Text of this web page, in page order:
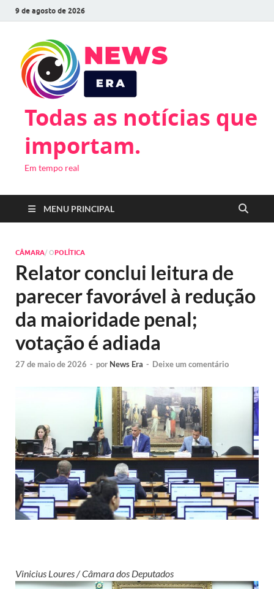
9 de agosto de 2026
Todas as notícias que
importam.
Em tempo real
MENU PRINCIPAL
CÂMARA/ OPOLÍTICA
Relator conclui leitura de
parecer favorável à redução
da maioridade penal;
votação é adiada
27 de maio de 2026 - por News Era - Deixe um comentário
Vinicius Loures / Câmara dos Deputados